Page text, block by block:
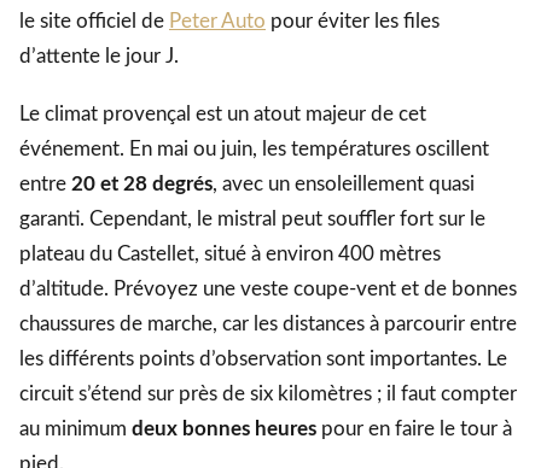
le site officiel de Peter Auto pour éviter les files
d’attente le jour J.
Le climat provençal est un atout majeur de cet
événement. En mai ou juin, les températures oscillent
entre 20 et 28 degrés, avec un ensoleillement quasi
garanti. Cependant, le mistral peut souffler fort sur le
plateau du Castellet, situé à environ 400 mètres
d’altitude. Prévoyez une veste coupe-vent et de bonnes
chaussures de marche, car les distances à parcourir entre
les différents points d’observation sont importantes. Le
circuit s’étend sur près de six kilomètres ; il faut compter
au minimum deux bonnes heures pour en faire le tour à